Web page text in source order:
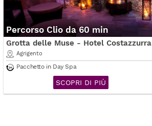
Percorso Clio da 60 min
Grotta delle Muse - Hotel Costazzurra
Agrigento
Pacchetto in Day Spa
SCOPRI DI PIÙ